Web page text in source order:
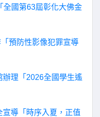
全國第63屆彰化大佛金
預防性影像犯罪宣導
理「2026全國學生遙
導「時序入夏，正值